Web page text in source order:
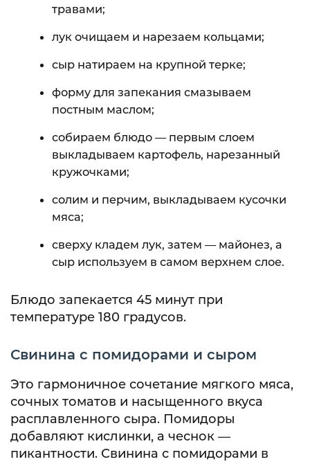
травами;
лук очищаем и нарезаем кольцами;
сыр натираем на крупной терке;
форму для запекания смазываем
постным маслом;
собираем блюдо — первым слоем
выкладываем картофель, нарезанный
кружочками;
солим и перчим, выкладываем кусочки
мяса;
сверху кладем лук, затем — майонез, а
сыр используем в самом верхнем слое.
Блюдо запекается 45 минут при
температуре 180 градусов.
Свинина с помидорами и сыром
Это гармоничное сочетание мягкого мяса,
сочных томатов и насыщенного вкуса
расплавленного сыра. Помидоры
добавляют кислинки, а чеснок —
пикантности. Свинина с помидорами в